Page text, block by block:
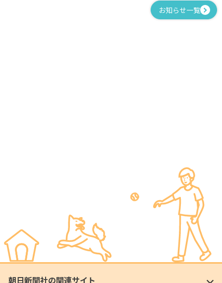
お知らせ一覧
朝日新聞社の関連サイト